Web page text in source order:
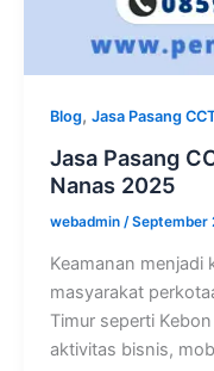
Blog, Jasa Pasang
Jasa Pasang
Nanas 2025
webadmin /September
Keamanan menjadi
masyarakat
Timur seperti
aktivitas bisnis,